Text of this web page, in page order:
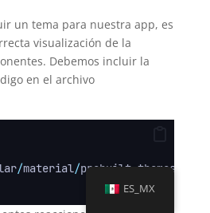
un tema para nuestra app, es
visualización de la
Debemos incluir la
en el archivo
/material/prebuilt- themes
ES_MX